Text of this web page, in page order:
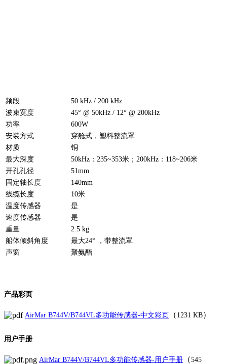
频段
50 kHz / 200 kHz
波束宽度
45° @ 50kHz / 12° @ 200kHz
功率
600W
安装方式
穿舱式，塑料整流罩
材质
铜
最大深度
50kHz：235~353米；200kHz：118~206米
开孔孔径
51mm
固定轴长度
140mm
线缆长度
10米
温度传感器
是
速度传感器
是
重量
2.5 kg
船体倾斜角度
最大24° ，带整流罩
声窗
聚氨酯
产品彩页
AirMar B744V/B744VL多功能传感器-中文彩页 （ 1231 KB）
用户手册
AirMar B744V/B744VL多功能传感器-用户手册 （545